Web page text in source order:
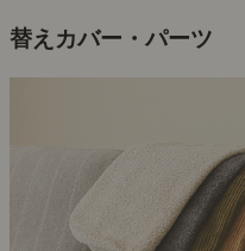
替えカバー・パーツ